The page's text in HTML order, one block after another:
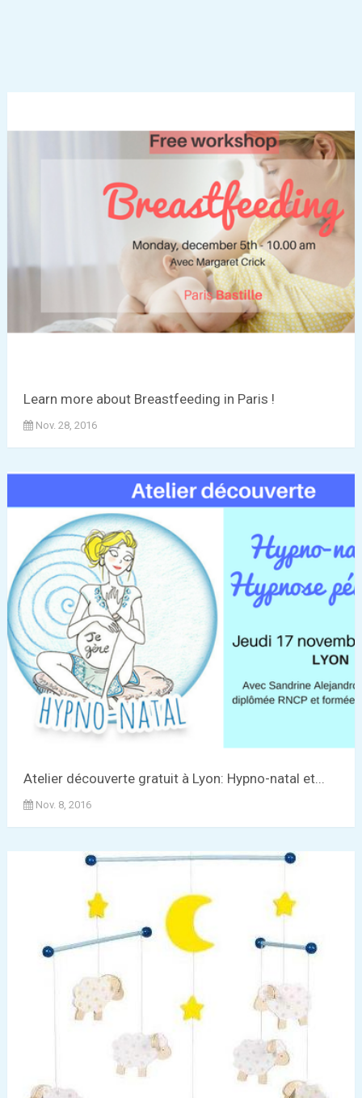
Learn more about Breastfeeding in Paris !
Nov. 28, 2016
Atelier découverte gratuit à Lyon: Hypno-natal et...
Nov. 8, 2016